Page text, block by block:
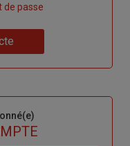
de passe